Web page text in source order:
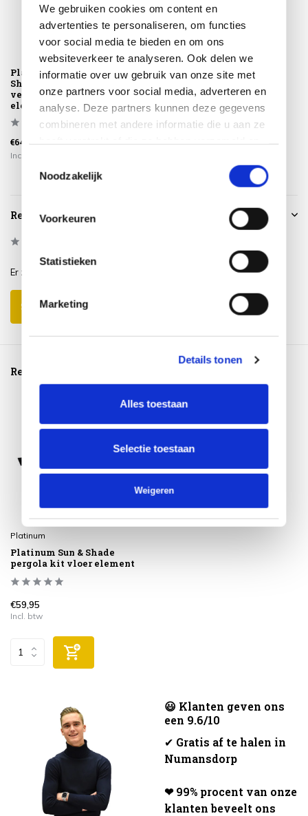
We gebruiken cookies om content en
advertenties te personaliseren, om functies
voor social media te bieden en om ons
websiteverkeer te analyseren. Ook delen we
informatie over uw gebruik van onze site met
onze partners voor social media, adverteren en
analyse. Deze partners kunnen deze gegevens
combineren met andere informatie die u aan ze
Noodzakelijk
Voorkeuren
Statistieken
Marketing
Details tonen
Alles toestaan
Selectie toestaan
Weigeren
Platinum Sun &
Shade pergola kit
verlenging
elemen...
€64,95
Incl. btw
Reviews
Er zijn nog geen reviews geschreven over dit product..
Schrijf je eigen review
Reeds bekeken
Platinum
Platinum Sun & Shade
pergola kit vloer element
€59,95
Incl. btw
😃 Klanten geven ons
een 9.6/10
✔ Gratis af te halen in
Numansdorp
❤ 99% procent van onze
klanten beveelt ons